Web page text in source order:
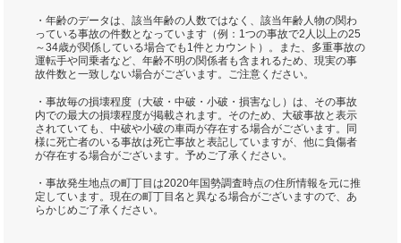
・年齢のデータは、該当年齢の人数ではなく、該当年齢人物の関わ
っている事故の件数となっています（例：1つの事故で2人以上の25
～34歳が関係している場合でも1件とカウント）。また、多重事故の
運転手や同乗者など、年齢不明の関係者も含まれるため、現実の事
故件数と一致しない場合がございます。ご注意ください。
・事故毎の損壊程度（大破・中破・小破・損害なし）は、その事故
内での最大の損壊程度が掲載されます。そのため、大破事故と表示
されていても、中破や小破の車両が存在する場合がございます。同
様に死亡者のいる事故は死亡事故と表記していますが、他に負傷者
が存在する場合がございます。予めご了承ください。
・事故発生地点の町丁目は2020年国勢調査時点の住所情報を元に推
定しています。現在の町丁目名と異なる場合がございますので、あ
らかじめご了承ください。